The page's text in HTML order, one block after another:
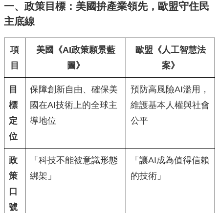
一、政策目標：美國拚產業領先，歐盟守住民
主底線
項
目
美國《AI政策願景藍
圖》
歐盟《人工智慧法
案》
目
標
定
位
保障創新自由、確保美
國在AI技術上的全球主
導地位
預防高風險AI濫用，
維護基本人權與社會
公平
政
策
口
號
「科技不能被意識形態
綁架」
「讓AI成為值得信賴
的技術」